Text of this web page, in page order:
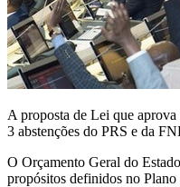
A proposta de Lei que
3 abstenções do PRS e da
O Orçamento Geral do
propósitos definidos no